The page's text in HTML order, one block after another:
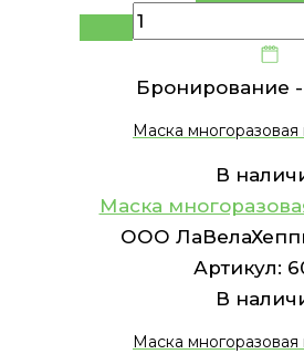
Бронирование -
Маска
В
Маска
ООО
Артикул:
В
Маска